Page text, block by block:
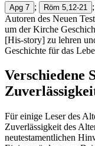
Apg 7 ; Röm 5,12-21 ;
Autoren des Neuen
um der Kirche
[His-story] zu lehren
Geschichte für das
Verschiedene
Für einige Leser des
Zuverlässigkeit des
neutestamentlichen